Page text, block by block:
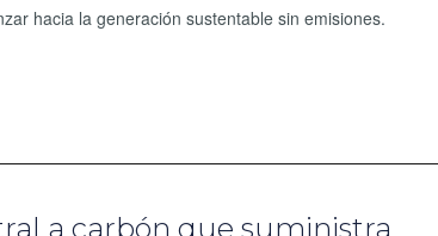
hacia la generación sustentable sin emisiones.
a carbón que suministra